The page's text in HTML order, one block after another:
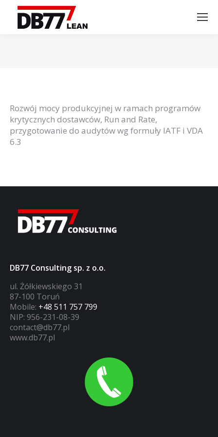
Rozwój mocy produkcyjnej w ramach programów
krytycznych dostawców, Run and Rate,
przygotowanie do audytów wg formuły IATF i VDA
6.3
DB77 Consulting sp. z o.o.
ul. Żółkiewskiego 31
87-100 Toruń
Mobile: +48 511 757 799
NIP: 956-231-08-39
contact@db77.pl
www.db77.pl